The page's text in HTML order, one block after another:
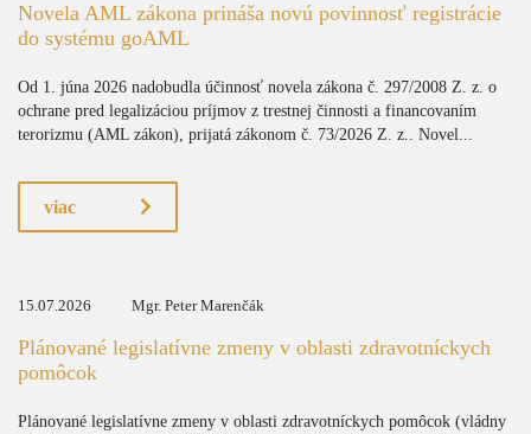
Novela AML zákona prináša novú povinnosť registrácie
do systému goAML
Od 1. júna 2026 nadobudla účinnosť novela zákona č. 297/2008 Z. z. o
ochrane pred legalizáciou príjmov z trestnej činnosti a financovaním
terorizmu (AML zákon), prijatá zákonom č. 73/2026 Z. z.. Novel...
viac
15.07.2026 Mgr. Peter Marenčák
Plánované legislatívne zmeny v oblasti zdravotníckych
pomôcok
Plánované legislatívne zmeny v oblasti zdravotníckych pomôcok (vládny